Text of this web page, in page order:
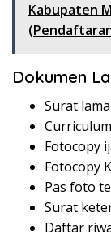
Kabupaten
Dokumen
Surat
Fotocopy
Fotocopy
Pas foto
Surat
Daftar